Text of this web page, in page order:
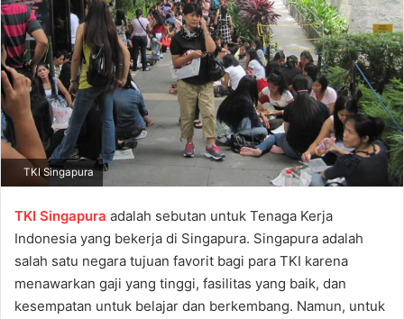
n
e
m
a
i
l
TKI Singapura
TKI Singapura adalah sebutan untuk Tenaga Kerja
Indonesia yang bekerja di Singapura. Singapura adalah
salah satu negara tujuan favorit bagi para TKI karena
menawarkan gaji yang tinggi, fasilitas yang baik, dan
kesempatan untuk belajar dan berkembang. Namun, untuk